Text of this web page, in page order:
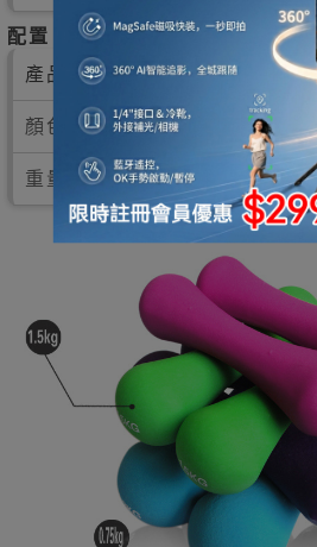
配置
產品編號：MDY26653
顏色 : 紅色 / 紫色 / 綠色
重量 : 1KG 單個 x 2